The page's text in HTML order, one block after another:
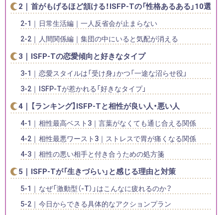
首がもげるほど頷ける！ISFP-Tの「性格あるある」10選
日常生活編｜一人反省会が止まらない
人間関係編｜集団の中にいると気配が消える
ISFP-Tの恋愛傾向と好きなタイプ
恋愛スタイルは「受け身」かつ「一途な沼らせ役」
ISFP-Tが惹かれる「好きなタイプ」
【ランキング】ISFP-Tと相性が良い人・悪い人
相性最高ベスト3｜言葉がなくても通じ合える関係
相性最悪ワースト3｜ストレスで胃が痛くなる関係
相性の悪い相手と付き合うための処方箋
ISFP-Tが「生きづらい」と感じる理由と対策
なぜ「激動型（-T）」はこんなに疲れるのか？
今日からできる具体的なアクションプラン